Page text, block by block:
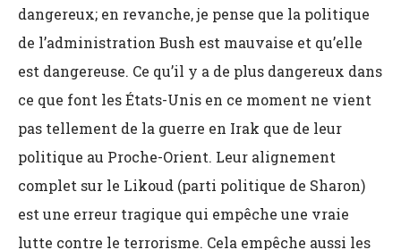
dangereux; en revanche, je pense que la politique
de l’administration Bush est mauvaise et qu’elle
est dangereuse. Ce qu’il y a de plus dangereux dans
ce que font les États-Unis en ce moment ne vient
pas tellement de la guerre en Irak que de leur
politique au Proche-Orient. Leur alignement
complet sur le Likoud (parti politique de Sharon)
est une erreur tragique qui empêche une vraie
lutte contre le terrorisme. Cela empêche aussi les